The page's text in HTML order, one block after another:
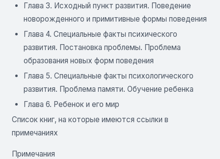
Глава 3. Исходный пункт развития. Поведение
новорожденного и примитивные формы поведения
Глава 4. Специальные факты психического
развития. Постановка проблемы. Проблема
образования новых форм поведения
Глава 5. Специальные факты психологического
развития. Проблема памяти. Обучение ребенка
Глава 6. Ребенок и его мир
Список книг, на которые имеются ссылки в
примечаниях
Примечания